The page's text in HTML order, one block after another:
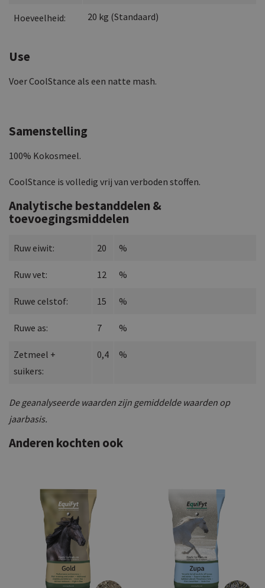
Hoeveelheid: 20 kg (Standaard)
Use
Voer CoolStance als een natte mash.
Samenstelling
100% Kokosmeel.
CoolStance is volledig vrij van verboden stoffen.
Analytische bestanddelen &
toevoegingsmiddelen
Ruw eiwit: 20 %
Ruw vet: 12 %
Ruwe celstof: 15 %
Ruwe as: 7 %
Zetmeel +
suikers:
0,4 %
De geanalyseerde waarden zijn gemiddelde waarden op
jaarbasis.
Anderen kochten ook